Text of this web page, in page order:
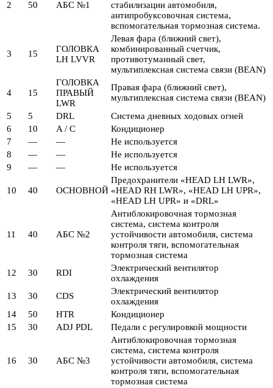
2 50 АБС №1
стабилизации автомобиля,
антипробуксовочная система,
вспомогательная тормозная система.
3 15
ГОЛОВКА
LH LVVR
Левая фара (ближний свет),
комбинированный счетчик,
противотуманный свет,
мультиплексная система связи (BEAN)
4 15
ГОЛОВКА
ПРАВЫЙ
LWR
Правая фара (ближний свет),
мультиплексная система связи (BEAN)
5
5 DRL
Система дневных ходовых огней
6
10 A / C
Кондиционер
7
— —
Не используется
8
— —
Не используется
9
— — Не используется
10 40 ОСНОВНОЙ
Предохранители «HEAD LH LWR»,
«HEAD RH LWR», «HEAD LH UPR»,
«HEAD LH UPR» и «DRL»
11 40 АБС №2
Антиблокировочная тормозная
система, система контроля
устойчивости автомобиля, система
контроля тяги, вспомогательная
тормозная система
12
30 RDI
Электрический вентилятор
охлаждения
13
30 CDS
Электрический вентилятор
охлаждения
14
50 HTR
Кондиционер
15
30 ADJ PDL Педали с регулировкой мощности
16 30 АБС №3
Антиблокировочная тормозная
система, система контроля
устойчивости автомобиля, система
контроля тяги, вспомогательная
тормозная система